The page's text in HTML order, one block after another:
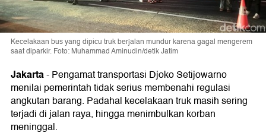
Kecelakaan bus yang dipicu truk berjalan mundur karena gagal mengerem
saat diparkir. Foto: Muhammad Aminudin/detik Jatim
Jakarta-Pengamat transportasi Djoko Setijowarno
menilai pemerintah tidak serius membenahi regulasi
angkutan barang. Padahal kecelakaan truk masih sering
terjadi di jalan raya, hingga menimbulkan korban
meninggal.